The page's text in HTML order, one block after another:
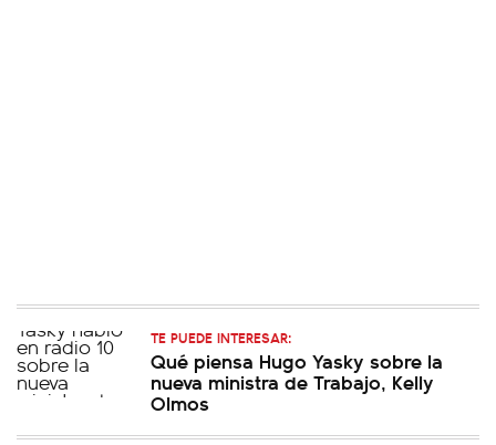
TE PUEDE INTERESAR:
Qué piensa Hugo Yasky sobre la
nueva ministra de Trabajo, Kelly
Olmos